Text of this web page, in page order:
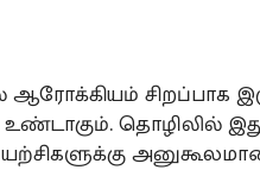
சிறப்பாக
தொழிலில்